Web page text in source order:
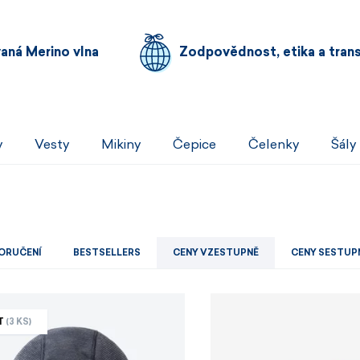
Merino vlna Zodpovědnost, etika a
Vesty Mikiny Čepice Čelenky Šály
BESTSELLERS CENY VZESTUPNĚ CENY
(3 KS)
PROHLÉDNOUT
PROHLÉDNOUT